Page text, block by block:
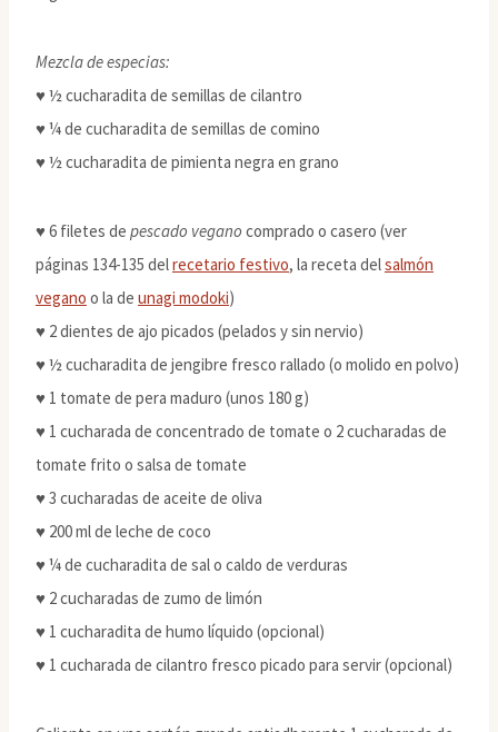
Mezcla de especias:
♥ ½ cucharadita de semillas de cilantro
♥ ¼ de cucharadita de semillas de comino
♥ ½ cucharadita de pimienta negra en grano
♥ 6 filetes de pescado vegano comprado o casero (ver
páginas 134-135 delrecetario festivo, la receta delsalmón
vegano o la de unagi modoki)
♥ 2 dientes de ajo picados (pelados y sin nervio)
♥ ½ cucharadita de jengibre fresco rallado (o molido en polvo)
♥ 1 tomate de pera maduro (unos 180 g)
♥ 1 cucharada de concentrado de tomate o 2 cucharadas de
tomate frito o salsa de tomate
♥ 3 cucharadas de aceite de oliva
♥ 200 ml de leche de coco
♥ ¼ de cucharadita de sal o caldo de verduras
♥ 2 cucharadas de zumo de limón
♥ 1 cucharadita de humo líquido (opcional)
♥ 1 cucharada de cilantro fresco picado para servir (opcional)